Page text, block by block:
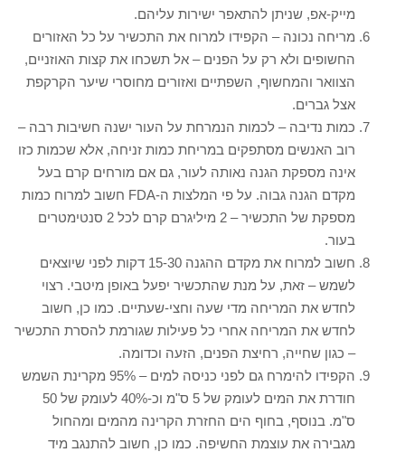
מייק-אפ, שניתן להתאפר ישירות עליהם.
מריחה נכונה – הקפידו למרוח את התכשיר על כל האזורים
החשופים ולא רק על הפנים – אל תשכחו את קצות האוזניים,
הצוואר והמחשוף, השפתיים ואזורים מחוסרי שיער הקרקפת
אצל גברים.
כמות נדיבה – לכמות הנמרחת על העור ישנה חשיבות רבה –
רוב האנשים מסתפקים במריחת כמות זניחה, אלא שכמות כזו
אינה מספקת הגנה נאותה לעור, גם אם מורחים קרם בעל
מקדם הגנה גבוה. על פי המלצות ה-FDA חשוב למרוח כמות
מספקת של התכשיר – 2 מיליגרם קרם לכל 2 סנטימטרים
בעור.
חשוב למרוח את מקדם ההגנה 15-30 דקות לפני שיוצאים
לשמש – זאת, על מנת שהתכשיר יפעל באופן מיטבי. רצוי
לחדש את המריחה מדי שעה וחצי-שעתיים. כמו כן, חשוב
לחדש את המריחה אחרי כל פעילות שגורמת להסרת התכשיר
– כגון שחייה, רחיצת הפנים, הזעה וכדומה.
הקפידו להימרח גם לפני כניסה למים – 95% מקרינת השמש
חודרת את המים לעומק של 5 ס"מ וכ-40% לעומק של 50
ס"מ. בנוסף, בחוף הים החזרת הקרינה מהמים ומהחול
מגבירה את עוצמת החשיפה. כמו כן, חשוב להתנגב מיד